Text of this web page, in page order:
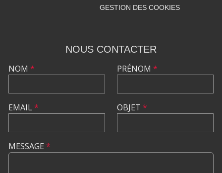
GESTION DES COOKIES
NOUS CONTACTER
NOM *
EMAIL*
PRÉNOM *
OBJET *
MESSAGE *